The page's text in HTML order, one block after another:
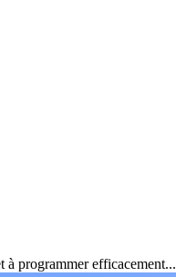
à programmer efficacement...